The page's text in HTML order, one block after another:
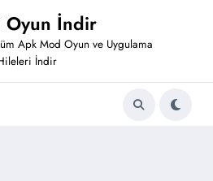
Oyun İndir
Apk Mod Oyun ve Uygulama
İndir